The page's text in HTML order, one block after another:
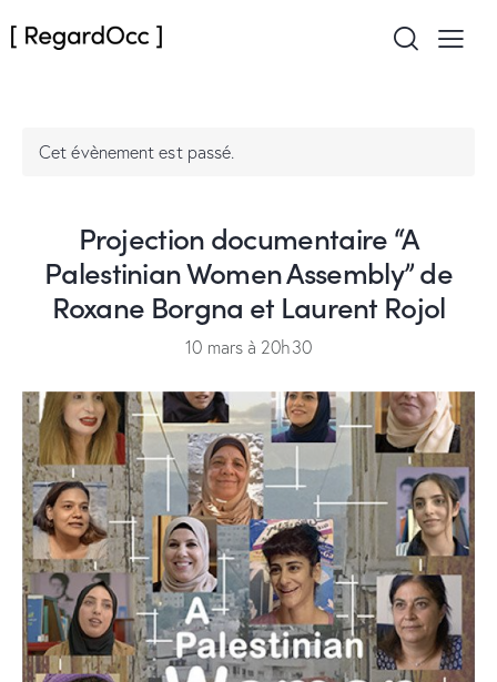
Cet évènement est passé.
Projection documentaire “A
Palestinian Women Assembly” de
Roxane Borgna et Laurent Rojol
10 mars à 20h30